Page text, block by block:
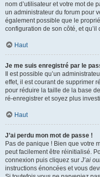
nom d’utilisateur et votre mot de
un administrateur du forum pour
également possible que le
configuration de son côté, et qu’il
Haut
Je me suis enregistré par le
Il est possible qu’un
effet, il est courant de supprimer
pour réduire la taille de la base
ré-enregistrer et soyez plus
Haut
J’ai perdu mon mot de passe !
Pas de panique ! Bien que votre
peut facilement être réinitialisé.
connexion puis cliquez sur J’ai
instructions énoncées et vous